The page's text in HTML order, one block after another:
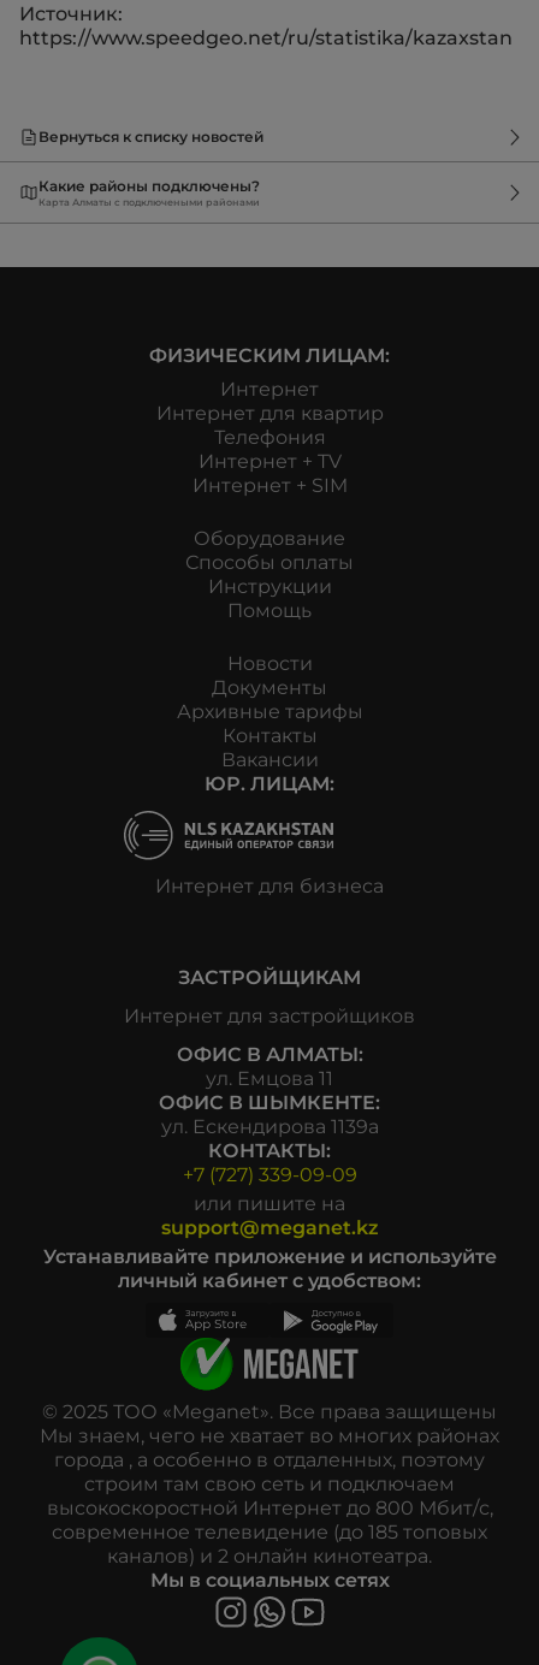
Источник:
https://www.speedgeo.net/ru/statistika/kazaxstan
Вернуться к списку новостей
Какие районы подключены?
Карта Алматы с подключеными районами
ФИЗИЧЕСКИМ ЛИЦАМ:
Интернет
Интернет для квартир
Телефония
Интернет + TV
Интернет + SIM
Оборудование
Способы оплаты
Инструкции
Помощь
Новости
Документы
Архивные тарифы
Контакты
Вакансии
ЮР. ЛИЦАМ:
Интернет для бизнеса
ЗАСТРОЙЩИКАМ
Интернет для застройщиков
ОФИС В АЛМАТЫ:
ул. Емцова 11
ОФИС В ШЫМКЕНТЕ:
ул. Ескендирова 1139а
КОНТАКТЫ:
+7 (727) 339-09-09
или пишите на
support@meganet.kz
Устанавливайте приложение и используйте
личный кабинет с удобством:
© 2025 ТОО «Meganet». Все права защищены
Мы знаем, чего не хватает во многих районах
города , а особенно в отдаленных, поэтому
строим там свою сеть и подключаем
высокоскоростной Интернет до 800 Мбит/с,
современное телевидение (до 185 топовых
каналов) и 2 онлайн кинотеатра.
Мы в социальных сетях